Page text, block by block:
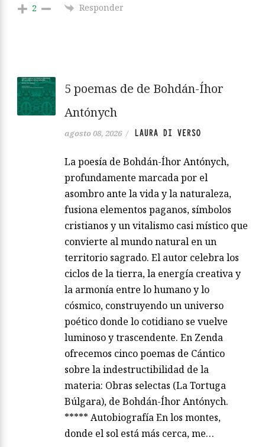
2 Responder
5 poemas de de Bohdán-Íhor
Antónych
agosto 08, 2026 / LAURA DI VERSO
La poesía de Bohdán-Íhor Antónych,
profundamente marcada por el
asombro ante la vida y la naturaleza,
fusiona elementos paganos, símbolos
cristianos y un vitalismo casi místico que
convierte al mundo natural en un
territorio sagrado. El autor celebra los
ciclos de la tierra, la energía creativa y
la armonía entre lo humano y lo
cósmico, construyendo un universo
poético donde lo cotidiano se vuelve
luminoso y trascendente. En Zenda
ofrecemos cinco poemas de Cántico
sobre la indestructibilidad de la
materia: Obras selectas (La Tortuga
Búlgara), de Bohdán-Íhor Antónych.
***** Autobiografía En los montes,
donde el sol está más cerca, me…